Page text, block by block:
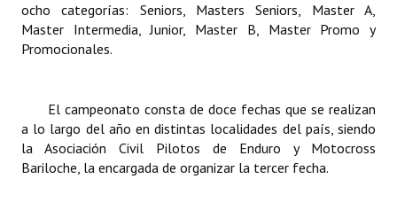
Reconocimientos - Registro
REFORMA DE LA CARTA ORGÁNICA
ocho categorías: Seniors, Masters Seniors, Master A,
Master Intermedia, Junior, Master B, Master Promo y
Promocionales.
El campeonato consta de doce fechas que se realizan
a lo largo del año en distintas localidades del país, siendo
la Asociación Civil Pilotos de Enduro y Motocross
Bariloche, la encargada de organizar la tercer fecha.